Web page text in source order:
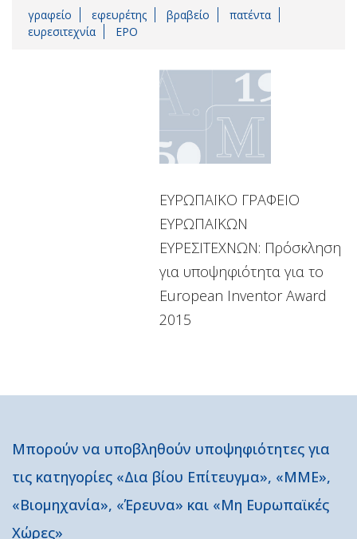
γραφείο εφευρέτης βραβείο
πατέντα
ευρεσιτεχνία
EPO
ΕΥΡΩΠΑΪΚΟ ΓΡΑΦΕΙΟ
ΕΥΡΩΠΑΪΚΩΝ
ΕΥΡΕΣΙΤΕΧΝΩΝ: Πρόσκληση
για υποψηφιότητα για το
European Inventor Award
2015
Μπορούν να υποβληθούν υποψηφιότητες για
τις κατηγορίες «Δια βίου Επίτευγμα», «ΜΜΕ»,
«Βιομηχανία», «Έρευνα» και «Μη Ευρωπαϊκές
Χώρες»